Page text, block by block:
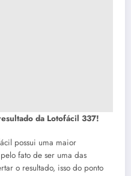
da Lotofácil 337!
possui uma maior
fato de ser uma das
o resultado, isso do ponto